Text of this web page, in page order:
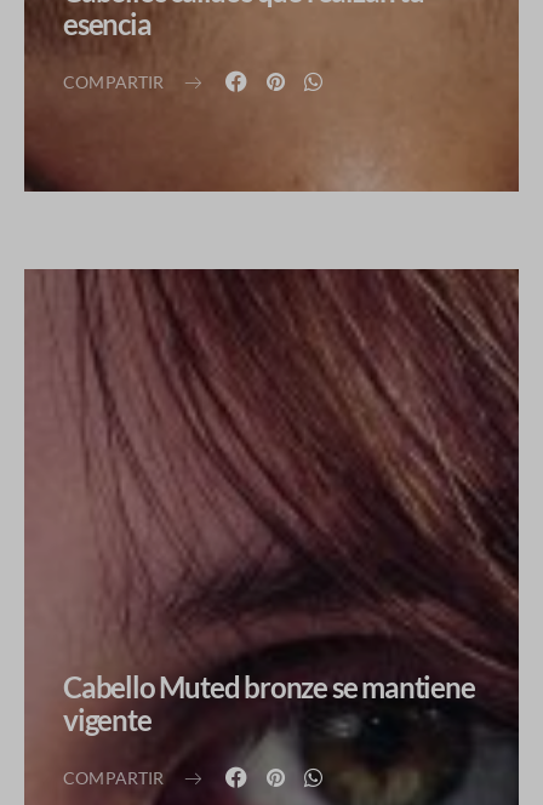
esencia
COMPARTIR
Cabello Muted bronze se mantiene
vigente
COMPARTIR